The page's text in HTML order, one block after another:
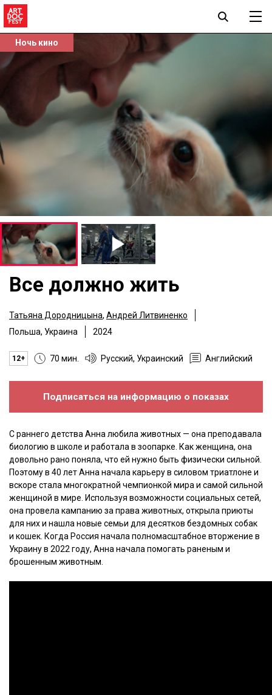
Ночь кино
Все должно жить
Татьяна Дородницына, Андрей Литвиненко
Польша, Украина
2024
12+ 70 мин. Русский, Украинский Английский
Подписаться на информацию о показах
С раннего детства Анна любила животных — она преподавала
биологию в школе и работала в зоопарке. Как женщина, она
довольно рано поняла, что ей нужно быть физически сильной.
Поэтому в 40 лет Анна начала карьеру в силовом триатлоне и
вскоре стала многократной чемпионкой мира и самой сильной
женщиной в мире. Используя возможности социальных сетей,
она провела кампанию за права животных, открыла приюты
для них и нашла новые семьи для десятков бездомных собак
и кошек. Когда Россия начала полномасштабное вторжение в
Украину в 2022 году, Анна начала помогать раненым и
брошенным животным.